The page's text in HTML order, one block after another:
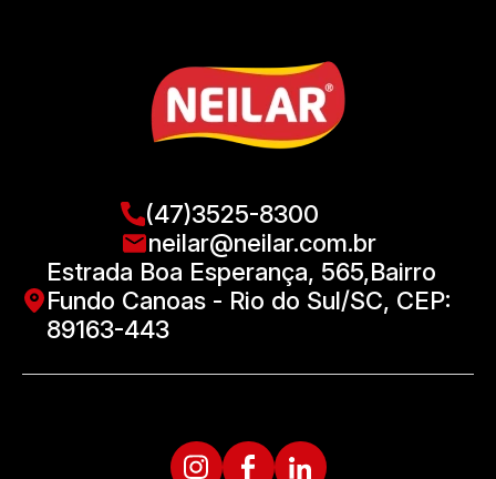
(47)3525-8300
neilar@neilar.com.br
Estrada Boa Esperança, 565,Bairro
Fundo Canoas - Rio do Sul/SC, CEP:
89163-443